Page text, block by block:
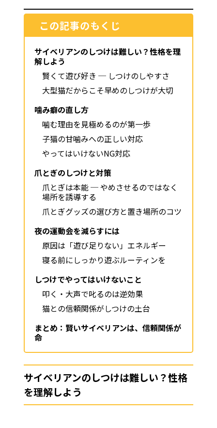
この記事のもくじ
サイベリアンのしつけは難しい？性格を理
解しよう
賢くて遊び好き ─ しつけのしやすさ
大型猫だからこそ早めのしつけが大切
噛み癖の直し方
噛む理由を見極めるのが第一歩
子猫の甘噛みへの正しい対応
やってはいけないNG対応
爪とぎのしつけと対策
爪とぎは本能 ─ やめさせるのではなく
場所を誘導する
爪とぎグッズの選び方と置き場所のコツ
夜の運動会を減らすには
原因は「遊び足りない」エネルギー
寝る前にしっかり遊ぶルーティンを
しつけでやってはいけないこと
叩く・大声で叱るのは逆効果
猫との信頼関係がしつけの土台
まとめ：賢いサイベリアンは、信頼関係が
命
サイベリアンのしつけは難しい？性格
を理解しよう